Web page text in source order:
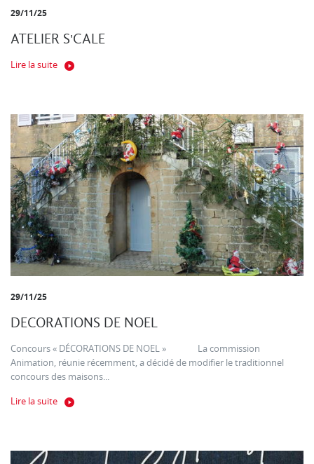
29/11/25
ATELIER S'CALE
Lire la suite
29/11/25
DECORATIONS DE NOEL
Concours « DÉCORATIONS DE NOEL » La commission
Animation, réunie récemment, a décidé de modifier le traditionnel
concours des maisons...
Lire la suite